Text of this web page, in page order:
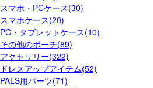
スマホ・PCケース(30)
スマホケース(20)
PC・タブレットケース(10)
その他のポーチ(89)
アクセサリー(322)
ドレスアップアイテム(52)
PALS用パーツ(71)